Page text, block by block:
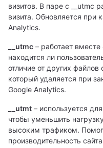
визитов. В паре с __utmc
визита. Обновляется при
Analytics.
__utmc – работает
находится ли
отличие от других
который удаляется при
Google Analytics.
__utmt – используется
чтобы уменьшить
высоким трафиком.
производительность